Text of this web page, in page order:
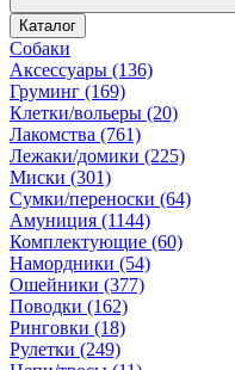
Каталог
Собаки
Аксессуары (136)
Груминг (169)
Клетки/вольеры (20)
Лакомства (761)
Лежаки/домики (225)
Миски (301)
Сумки/переноски (64)
Амуниция (1144)
Комплектующие (60)
Намордники (54)
Ошейники (377)
Поводки (162)
Ринговки (18)
Рулетки (249)